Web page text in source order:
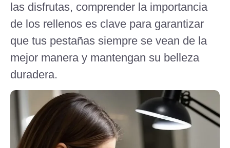
las disfrutas, comprender la importancia
de los rellenos es clave para garantizar
que tus pestañas siempre se vean de la
mejor manera y mantengan su belleza
duradera.